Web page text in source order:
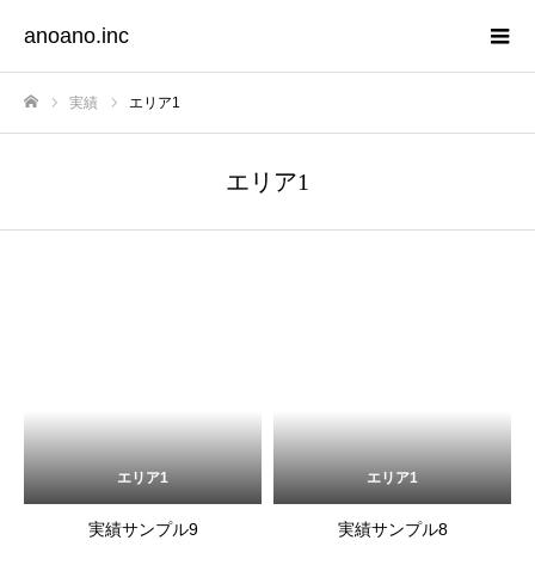
anoano.inc
実績 エリア1
エリア1
エリア1
実績サンプル9
エリア1
実績サンプル8